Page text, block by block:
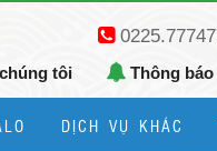
tôi Thông báo
DỊCH VỤ KHÁC